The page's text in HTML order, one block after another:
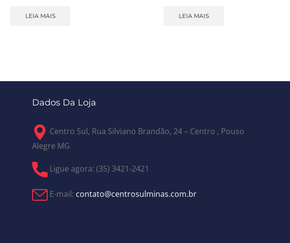
LEIA MAIS LEIA MAIS
Dados Da Loja
Centro Sul, Rua Silviano Brandão, 24 – Centro , Pouso
Alegre MG
Ligue agora: (35) 3421-2421
E-mail: contato@centrosulminas.com.br